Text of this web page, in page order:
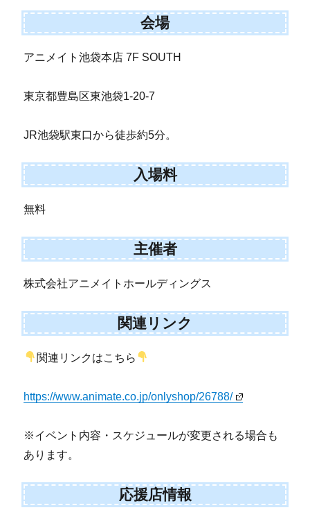
会場
アニメイト池袋本店 7F SOUTH
東京都豊島区東池袋1-20-7
JR池袋駅東口から徒歩約5分。
入場料
無料
主催者
株式会社アニメイトホールディングス
関連リンク
関連リンクはこちら
https://www.animate.co.jp/onlyshop/26788/
※イベント内容・スケジュールが変更される場合も
あります。
応援店情報